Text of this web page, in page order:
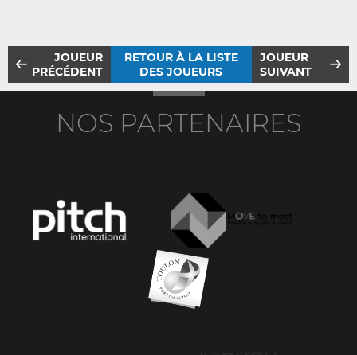
JOUEUR
PRÉCÉDENT
RETOUR À LA LISTE
DES JOUEURS
JOUEUR
SUIVANT
NOS PARTENAIRES